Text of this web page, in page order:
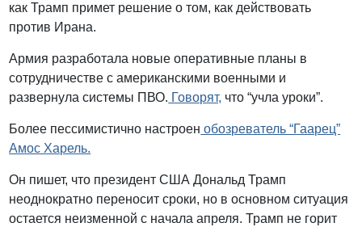
как Трамп примет решение о том, как действовать
против Ирана.
Армия разработала новые оперативные планы в
сотрудничестве с американскими военными и
развернула системы ПВО. Говорят, что “учла уроки”.
Более пессимистично настроен обозреватель “Гаарец”
Амос Харель.
Он пишет, что президент США Дональд Трамп
неоднократно переносит сроки, но в основном ситуация
остается неизменной с начала апреля. Трамп не горит